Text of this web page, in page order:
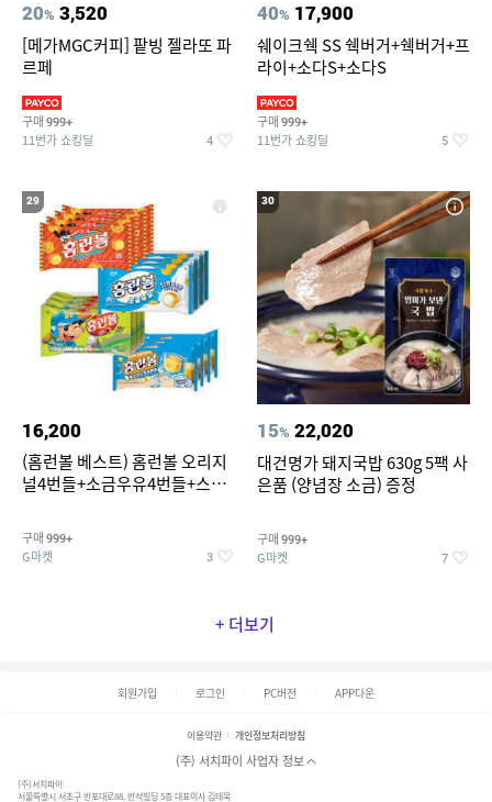
20% 3,520
[메가MGC커피] 팥빙 젤라또 파
르페
구매 999+
11번가 쇼킹딜 4
40% 17,900
쉐이크쉑 SS 쉑버거+쉑버거+프
라이+소다S+소다S
구매 999+
11번가 쇼킹딜 5
29
16,200
(홈런볼 베스트) 홈런볼 오리지
널4번들+소금우유4번들+스윗
콘맛4번들
구매 999+
G마켓 3
30
15% 22,020
대건명가 돼지국밥 630g 5팩 사
은품 (양념장 소금) 증정
구매 999+
G마켓 7
+ 더보기
회원가입 로그인 PC버전 APP다운
이용약관 개인정보처리방침
(주) 서치파이 사업자 정보
(주)서치파이
서울특별시 서초구 반포대로88, 반석빌딩 5층 대표이사 김태묵